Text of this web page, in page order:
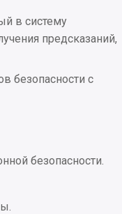
в систему
предсказаний,
безопасности с
безопасности.